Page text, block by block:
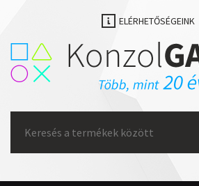
ELÉRHETŐSÉGEINK
for: